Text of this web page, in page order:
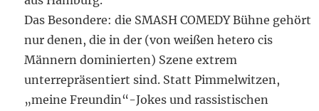
Das Besondere: die SMASH COMEDY Bühne gehört
nur denen, die in der (von weißen hetero cis
Männern dominierten) Szene extrem
unterrepräsentiert sind. Statt Pimmelwitzen,
„meine Freundin“-Jokes und rassistischen